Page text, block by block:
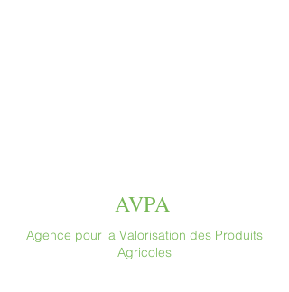
AVPA
Agence pour la Valorisation des Produits
Agricoles